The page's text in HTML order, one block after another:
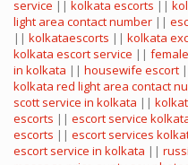
service || kolkata escorts ||
light area contact number ||
|| kolkataescorts || kolkata
kolkata escort service ||
in kolkata || housewife escort
kolkata red light area contact
scott service in kolkata ||
escorts || escort service
escorts || escort services
escort service in kolkata ||